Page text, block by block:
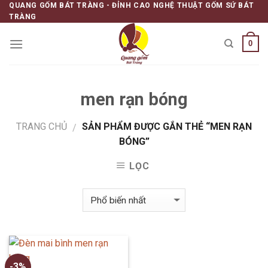
Skip
to
content
QUANG GỐM BÁT TRÀNG - ĐỈNH CAO NGHỆ THUẬT GỐM SỨ BÁT
TRÀNG
0
men rạn bóng
TRANG CHỦ / SẢN PHẨM ĐƯỢC GẮN THẺ “MEN RẠN
BÓNG”
LỌC